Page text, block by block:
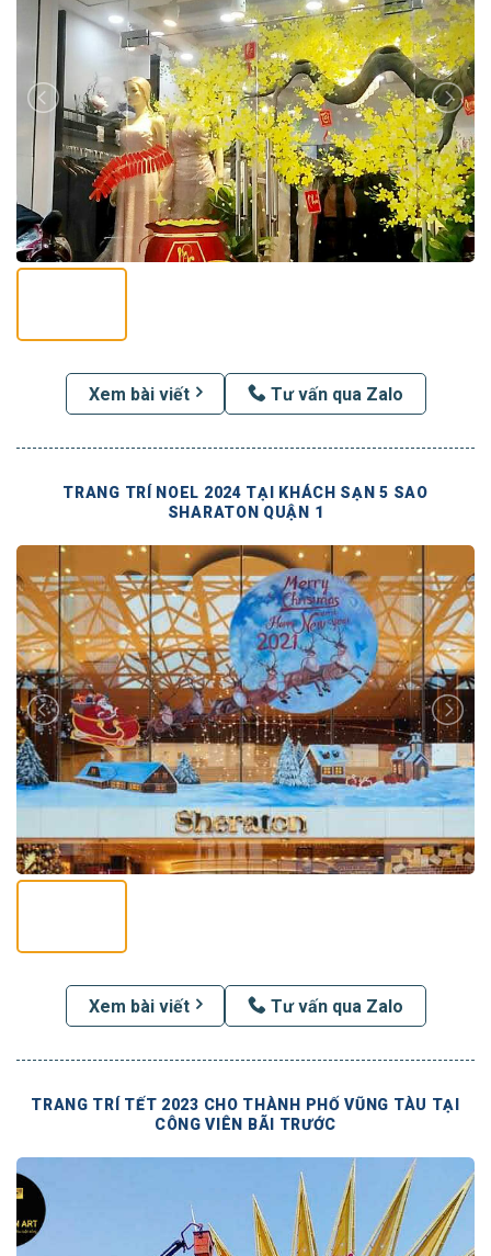
Xem bài viết Tư vấn qua Zalo
TRANG TRÍ NOEL 2024 TẠI KHÁCH SẠN 5 SAO
SHARATON QUẬN 1
Xem bài viết Tư vấn qua Zalo
TRANG TRÍ TẾT 2023 CHO THÀNH PHỐ VŨNG TÀU TẠI
CÔNG VIÊN BÃI TRƯỚC